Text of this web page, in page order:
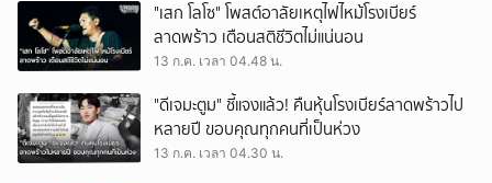
"เสก โลโซ" โพสต์อาลัยเหตุไฟไหม้โรงเบียร์
ลาดพร้าว เตือนสติชีวิตไม่แน่นอน
13 ก.ค. เวลา 04.48 น.
"ดีเจมะตูม" ชี้แจงแล้ว! คืนหุ้นโรงเบียร์ลาดพร้าวไป
หลายปี ขอบคุณทุกคนที่เป็นห่วง
13 ก.ค. เวลา 04.30 น.